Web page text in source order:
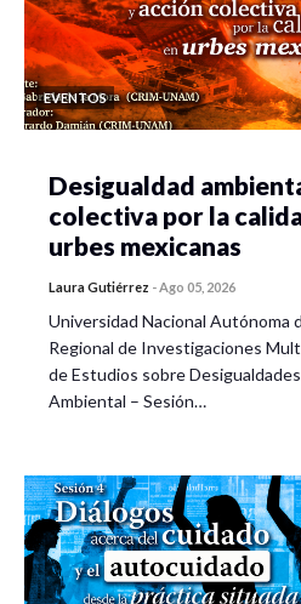
EVENTOS
Desigualdad
colectiva por la
urbes mexicanas
Laura Gutiérrez -Ago 05, 2026
Universidad Nacional Autónoma
Regional de Investigaciones
de Estudios sobre
Ambiental – Sesión…